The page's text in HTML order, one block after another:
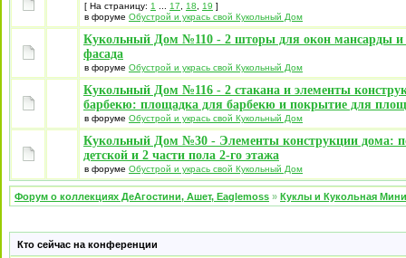
[ На страницу: 1 17 18 19 ]
в форуме Обустрой и укрась свой Кукольный Дом
Кукольный Дом №110 - 2 шторы для окон мансарды и
фасада
в форуме Обустрой и укрась свой Кукольный Дом
Кукольный Дом №116 - 2 стакана и элементы
барбекю: площадка для барбекю и покрытие для
в форуме Обустрой и укрась свой Кукольный Дом
Кукольный Дом №30 - Элементы конструкции дома:
детской и 2 части пола 2-го этажа
в форуме Обустрой и укрась свой Кукольный Дом
Форум о коллекциях ДеАгостини, Ашет, Eaglemoss » Куклы и Кукольная
Кто сейчас на конференции